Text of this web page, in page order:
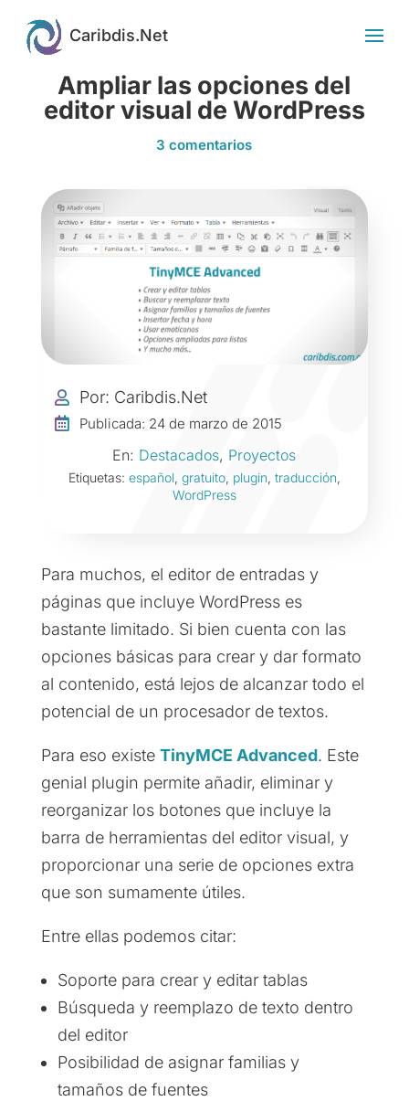
Ampliar las opciones del
editor visual de WordPress
3 comentarios
 Por: Caribdis.Net
 Publicada: 24 de marzo de 2015
En: Destacados, Proyectos
Etiquetas: español, gratuito, plugin, traducción,
WordPress
Para muchos, el editor de entradas y
páginas que incluye WordPress es
bastante limitado. Si bien cuenta con las
opciones básicas para crear y dar formato
al contenido, está lejos de alcanzar todo el
potencial de un procesador de textos.
Para eso existe TinyMCE Advanced. Este
genial plugin permite añadir, eliminar y
reorganizar los botones que incluye la
barra de herramientas del editor visual, y
proporcionar una serie de opciones extra
que son sumamente útiles.
Entre ellas podemos citar:
Soporte para crear y editar tablas
Búsqueda y reemplazo de texto dentro
del editor
Posibilidad de asignar familias y
tamaños de fuentes